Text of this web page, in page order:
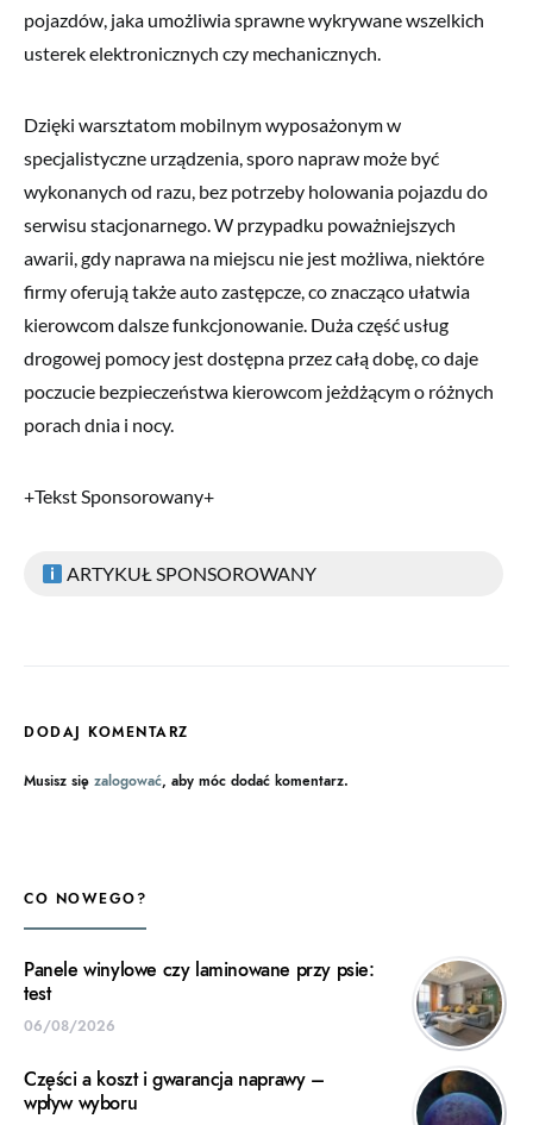
pojazdów, jaka umożliwia sprawne wykrywane wszelkich
usterek elektronicznych czy mechanicznych.
Dzięki warsztatom mobilnym wyposażonym w
specjalistyczne urządzenia, sporo napraw może być
wykonanych od razu, bez potrzeby holowania pojazdu do
serwisu stacjonarnego. W przypadku poważniejszych
awarii, gdy naprawa na miejscu nie jest możliwa, niektóre
firmy oferują także auto zastępcze, co znacząco ułatwia
kierowcom dalsze funkcjonowanie. Duża część usług
drogowej pomocy jest dostępna przez całą dobę, co daje
poczucie bezpieczeństwa kierowcom jeżdżącym o różnych
porach dnia i nocy.
+Tekst Sponsorowany+
ARTYKUŁ SPONSOROWANY
DODAJ KOMENTARZ
Musisz się zalogować, aby móc dodać komentarz.
CO NOWEGO?
Panele winylowe czy laminowane przy psie:
test
06/08/2026
Części a koszt i gwarancja naprawy –
wpływ wyboru